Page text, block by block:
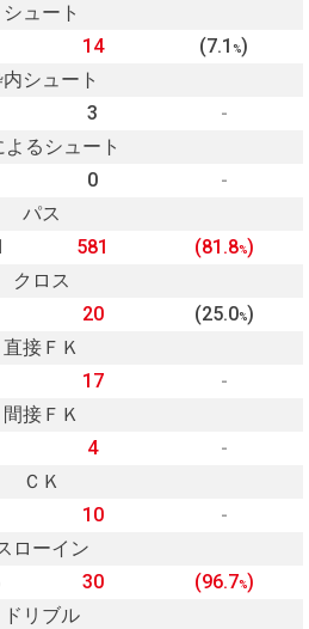
シュート
14 (7.1%)
シュート
3
-
よるシュート
0
-
パス
581 (81.8%)
クロス
20 (25.0%)
直接ＦＫ
17
-
間接ＦＫ
4
-
ＣＫ
10
-
ローイン
30 (96.7%)
ドリブル